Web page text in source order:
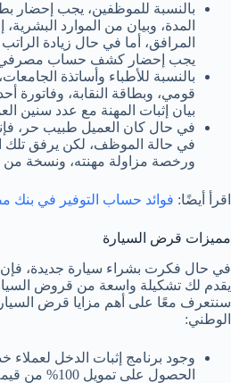
بالنسبة للموظفين، يجب إحضار
المدة، وبيان من الموارد
يجب إحضار كشف حساب
بالنسبة للأطباء وأساتذة
قومي، وبطاقة النقابة، وفاتورة
بيان إثبات المهنة مع عدد سنين
في حال كان العميل طبيب حر،
في حالة الموظف، لكن يرفق تلك
ورخصة مزاولة مهنته، ونسخة من
اقرأ أيضًا: فوائد حساب التوفير في بنك مصر
مميزات قرض السيارة
في حال فكرت بشراء سيارة جديدة، فإن
يقدم لك تشكيلة واسعة من قروض
سنتعرف معًا على أهم مزايا قرض
الوطني:
وجود برنامج إثبات الدخل
الحصول على